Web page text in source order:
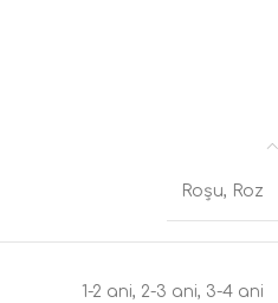
Roșu, Roz
1-2 ani, 2-3 ani, 3-4 ani